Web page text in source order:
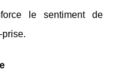
le sentiment de